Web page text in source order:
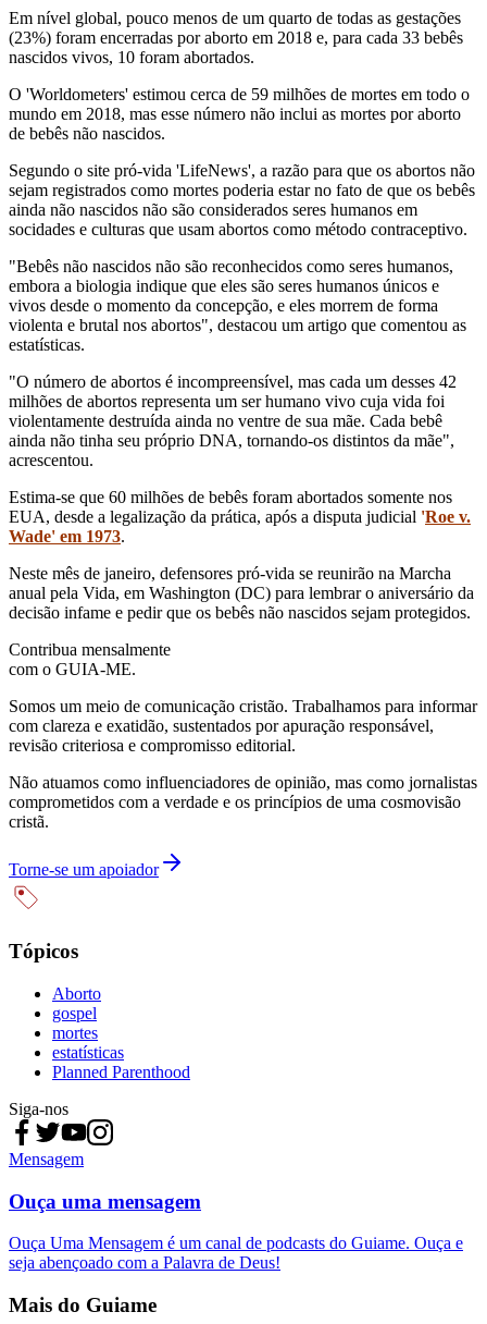
Em nível global, pouco menos de um quarto de todas as gestações
(23%) foram encerradas por aborto em 2018 e, para cada 33 bebês
nascidos vivos, 10 foram abortados.
O 'Worldometers' estimou cerca de 59 milhões de mortes em todo o
mundo em 2018, mas esse número não inclui as mortes por aborto
de bebês não nascidos.
Segundo o site pró-vida 'LifeNews', a razão para que os abortos não
sejam registrados como mortes poderia estar no fato de que os bebês
ainda não nascidos não são considerados seres humanos em
socidades e culturas que usam abortos como método contraceptivo.
"Bebês não nascidos não são reconhecidos como seres humanos,
embora a biologia indique que eles são seres humanos únicos e
vivos desde o momento da concepção, e eles morrem de forma
violenta e brutal nos abortos", destacou um artigo que comentou as
estatísticas.
"O número de abortos é incompreensível, mas cada um desses 42
milhões de abortos representa um ser humano vivo cuja vida foi
violentamente destruída ainda no ventre de sua mãe. Cada bebê
ainda não tinha seu próprio DNA, tornando-os distintos da mãe",
acrescentou.
Estima-se que 60 milhões de bebês foram abortados somente nos
EUA, desde a legalização da prática, após a disputa judicial 'Roe v.
Wade' em 1973.
Neste mês de janeiro, defensores pró-vida se reunirão na Marcha
anual pela Vida, em Washington (DC) para lembrar o aniversário da
decisão infame e pedir que os bebês não nascidos sejam protegidos.
Contribua mensalmente
com o GUIA-ME.
Somos um meio de comunicação cristão. Trabalhamos para informar
com clareza e exatidão, sustentados por apuração responsável,
revisão criteriosa e compromisso editorial.
Não atuamos como influenciadores de opinião, mas como jornalistas
comprometidos com a verdade e os princípios de uma cosmovisão
cristã.
Torne-se um apoiador
Tópicos
Aborto
gospel
mortes
estatísticas
Planned Parenthood
Siga-nos
Mensagem
Ouça uma mensagem
Ouça Uma Mensagem é um canal de podcasts do Guiame. Ouça e
seja abençoado com a Palavra de Deus!
Mais do Guiame